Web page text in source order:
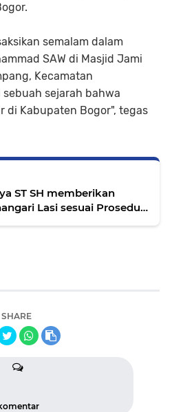
semalam dalam
SAW di Masjid Jami
Kecamatan
sejarah bahwa
di Kabupaten Bogor", tegas
ST SH memberikan
Lasi sesuai Prosedur
SHARE